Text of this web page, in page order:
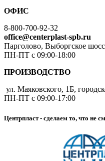
ОФИС
8-800-700-92-32
office@centerplast-spb.ru
Парголово, Выборгское
ПН-ПТ с 09:00-18:00
ПРОИЗВОДСТВО
ул. Маяковского, 1Б,
ПН-ПТ с 09:00-17:00
Центрпласт - сделаем то, что не